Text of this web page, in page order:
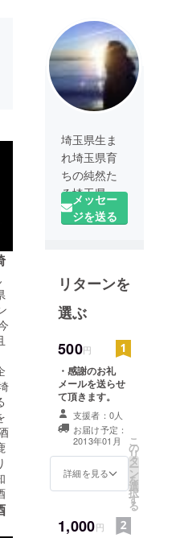
埼玉県生ま
れ埼玉県育
ちの純然た
る埼玉県民
です！
埼玉を盛り
立ち上げて
す！
メッセー
ジを送る
リターンを
選ぶ
500円
・感謝のお礼
メールを送らせ
て頂きます。
支援者：0人
お届け予定：
2013年01月
詳細を見る
こ
の
リ
タ
ー
ン
を
選
択
す
る
1,000円